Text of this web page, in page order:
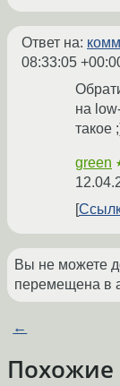
Ответ на:
08:33:05
на
такое
green
Вы не можете
перемещена в
←